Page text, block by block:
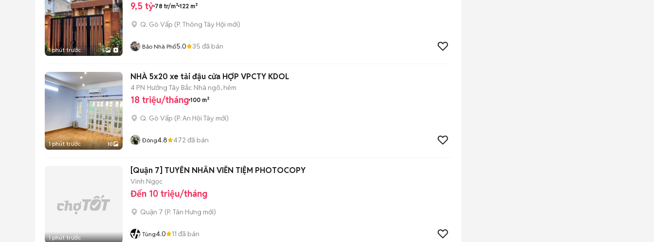
1 phút trước 5
9,5 tỷ 78 tr/m² 122 m²
Q. Gò Vấp (P. Thông Tây Hội mới)
Bảo Nhà Phố5.0 35 đã bán
1 phút trước 10
NHÀ 5x20 xe tải đậu cửa HỢP VPCTY KDOL
4 PN Hướng Tây Bắc Nhà ngõ, hẻm
18 triệu/tháng 100 m²
Q. Gò Vấp (P. An Hội Tây mới)
Đông4.8 472 đã bán
1 phút trước
[Quận 7] TUYỂN NHÂN VIÊN TIỆM PHOTOCOPY
Vinh Ngọc
Đến 10 triệu/tháng
Quận 7 (P. Tân Hưng mới)
Tùng4.0 11 đã bán